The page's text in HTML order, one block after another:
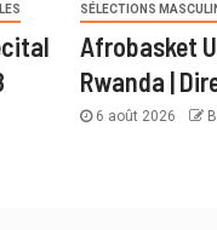
SÉLECTIONS
Afrobasket
Rwanda |
6 août 2026